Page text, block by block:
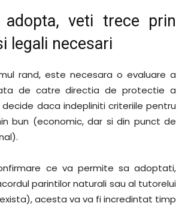
veti trece prin
legali necesari
rand, este necesara o evaluare a
de catre directia de protectie a
daca indepliniti criteriile pentru
bun (economic, dar si din punct de
ce va permite sa adoptati,
parintilor naturali sau al tutorelui
acesta va va fi incredintat timp